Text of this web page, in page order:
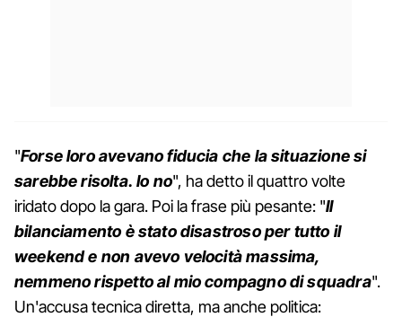
"Forse loro avevano fiducia che la situazione si
sarebbe risolta. Io no", ha detto il quattro volte
iridato dopo la gara. Poi la frase più pesante: "Il
bilanciamento è stato disastroso per tutto il
weekend e non avevo velocità massima,
nemmeno rispetto al mio compagno di squadra".
Un'accusa tecnica diretta, ma anche politica: